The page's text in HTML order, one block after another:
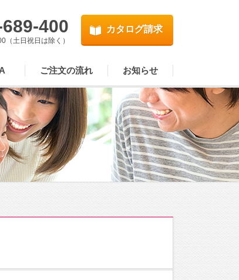
400
（土日祝日は除く）
カタログ請求
ご注文の流れ お知らせ